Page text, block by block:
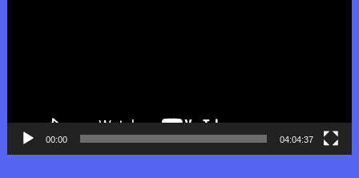
00:00 04:04:37